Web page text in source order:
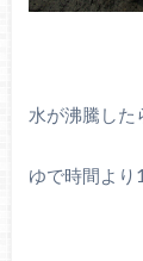
水が沸騰した
ゆで時間より